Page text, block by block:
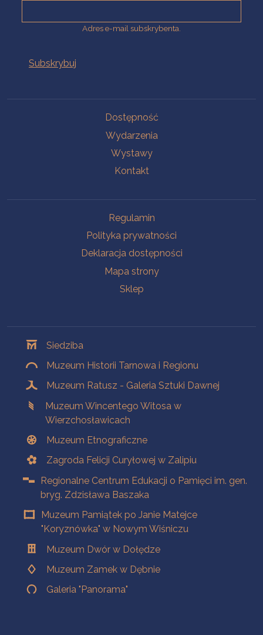
Adres e-mail subskrybenta.
Dostępność
Wydarzenia
Wystawy
Kontakt
Regulamin
Polityka prywatności
Deklaracja dostępności
Mapa strony
Sklep
Siedziba
Muzeum Historii Tarnowa i Regionu
Muzeum Ratusz - Galeria Sztuki Dawnej
Muzeum Wincentego Witosa w
Wierzchosławicach
Muzeum Etnograficzne
Zagroda Felicji Curyłowej w Zalipiu
Regionalne Centrum Edukacji o Pamięci im. gen.
bryg. Zdzisława Baszaka
Muzeum Pamiątek po Janie Matejce
"Koryznówka" w Nowym Wiśniczu
Muzeum Dwór w Dołędze
Muzeum Zamek w Dębnie
Galeria "Panorama"